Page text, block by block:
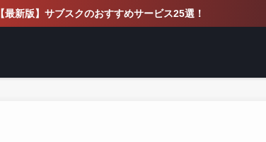
【最新版】サブスクのおすすめサービス25選！